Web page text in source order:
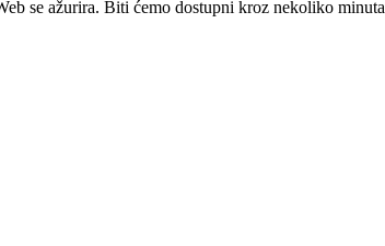
se ažurira. Biti ćemo dostupni kroz nekoliko minuta